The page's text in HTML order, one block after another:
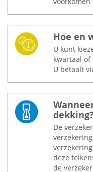
Hoe en
U kunt
kwartaal
U betaalt
dekking?
De
deze
de